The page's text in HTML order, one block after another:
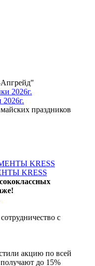
праздников
KRESS
с
акцию по всей
до 15%